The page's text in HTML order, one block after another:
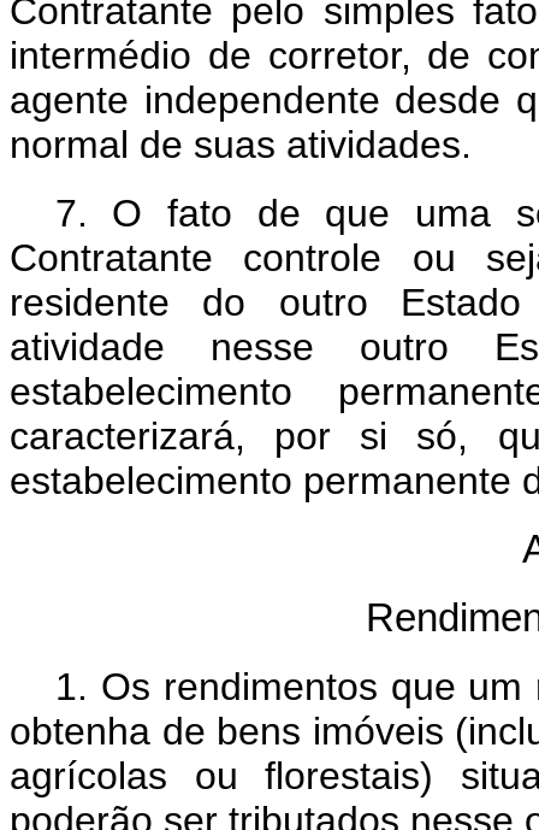
Contratante pelo simples
intermédio de corretor, de
agente independente desde
normal de suas atividades.
7. O fato de que uma
Contratante controle ou
residente do outro
atividade nesse outro
estabelecimento
caracterizará, por si só,
estabelecimento permanente
1. Os rendimentos que
obtenha de bens imóveis
agrícolas ou florestais)
poderão ser tributados nesse